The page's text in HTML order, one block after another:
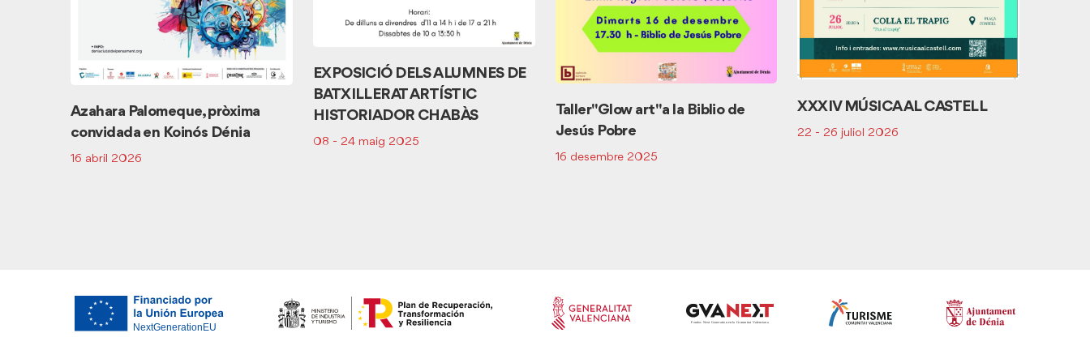
Azahara Palomeque, pròxima
convidada en Koinós Dénia
16 abril 2026
EXPOSICIÓ DELS ALUMNES DE
BATXILLERAT ARTÍSTIC
HISTORIADOR CHABÀS
08 - 24 maig 2025
Taller "Glow art" a la Biblio de
Jesús Pobre
16 desembre 2025
XXXIV MÚSICA AL CASTELL
22 - 26 juliol 2026